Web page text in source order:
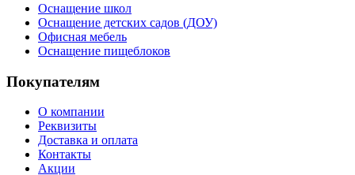
Оснащение школ
Оснащение детских садов (ДОУ)
Офисная мебель
Оснащение пищеблоков
Покупателям
О компании
Реквизиты
Доставка и оплата
Контакты
Акции